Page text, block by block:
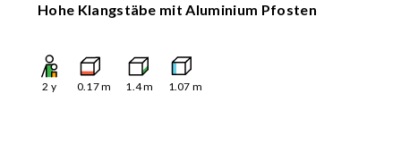
Hohe Klangstäbe mit Aluminium Pfosten
2 y 0.17m 1.4m 1.07 m